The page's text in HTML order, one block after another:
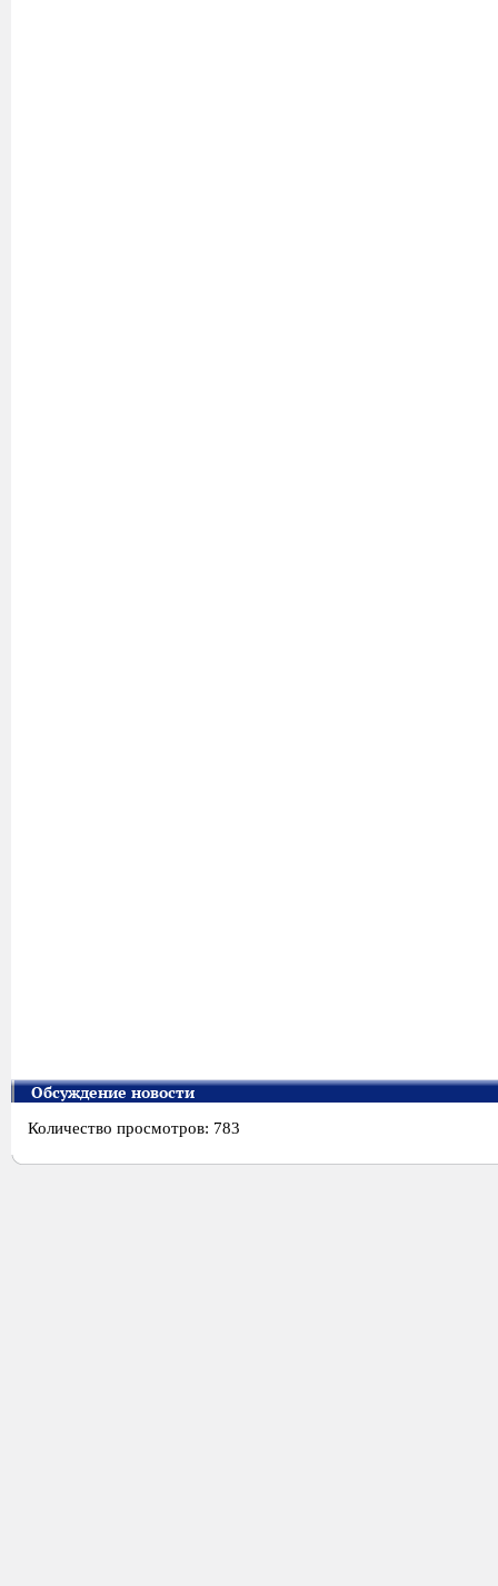
Обсуждение новости
Количество просмотров: 783